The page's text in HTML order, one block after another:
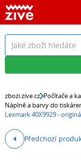
zbozi.zive.cz Počítače a
Náplně a barvy do
Lexmark 40X9929 -
Předchozí